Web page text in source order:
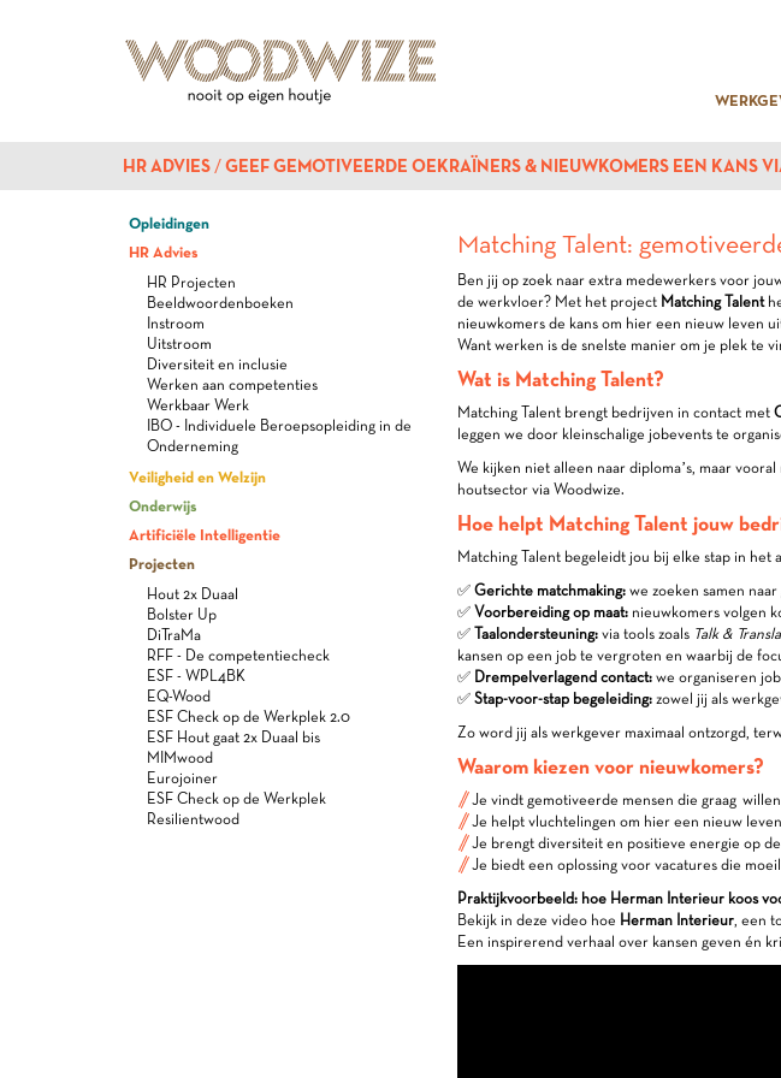
HR ADVIES GEEF GEMOTIVEERDE OEKRAÏNERS & NIEUWKOMERS EEN KANS
Opleidingen
HR Advies
HR Projecten
Beeldwoordenboeken
Instroom
Uitstroom
Diversiteit en inclusie
Werken aan competenties
Werkbaar Werk
IBO - Individuele Beroepsopleiding in de
Onderneming
Veiligheid en Welzijn
Onderwijs
Artificiële Intelligentie
Projecten
Hout 2x Duaal
Bolster Up
DiTraMa
RFF - De competentiecheck
ESF - WPL4BK
EQ-Wood
ESF Check op de Werkplek 2.0
ESF Hout gaat 2x Duaal bis
MIMwood
Eurojoiner
ESF Check op de Werkplek
Resilientwood
Matching Talent:
Ben jij op zoek naar extra medewerkers voor
de werkvloer? Met het project Matching Talent
nieuwkomers de kans om hier een nieuw leven
Want werken is de snelste manier om je plek te
Wat is Matching Talent?
Matching Talent brengt bedrijven in contact met
leggen we door kleinschalige jobevents te
We kijken niet alleen naar diploma’s, maar vooral
houtsector via Woodwize.
Hoe helpt Matching Talent jouw
Matching Talent begeleidt jou bij elke stap in het
✅ Gerichte matchmaking:we zoeken samen
✅ Voorbereiding op maat:nieuwkomers volgen
✅ Taalondersteuning:via tools zoals Talk &
kansen op een job te vergroten en waarbij de
✅ Drempelverlagend contact:we organiseren
✅ Stap-voor-stap begeleiding:zowel jij als
Zo word jij als werkgever maximaal ontzorgd,
Waarom kiezen voor nieuwkomers?
Je vindt gemotiveerde mensen die graag
Je helpt vluchtelingen om hier een nieuw
Je brengt diversiteit en positieve energie op
Je biedt een oplossing voor vacatures die
Praktijkvoorbeeld: hoe Herman Interieur koos
Bekijk in deze video hoe Herman Interieur, een
Een inspirerend verhaal over kansen geven én